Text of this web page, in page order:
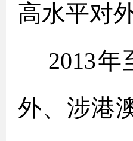
高水平对
2013年
外、涉港